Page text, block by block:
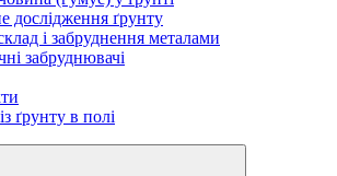
дослідження ґрунту
і забруднення металами
забруднювачі
ґрунту в полі